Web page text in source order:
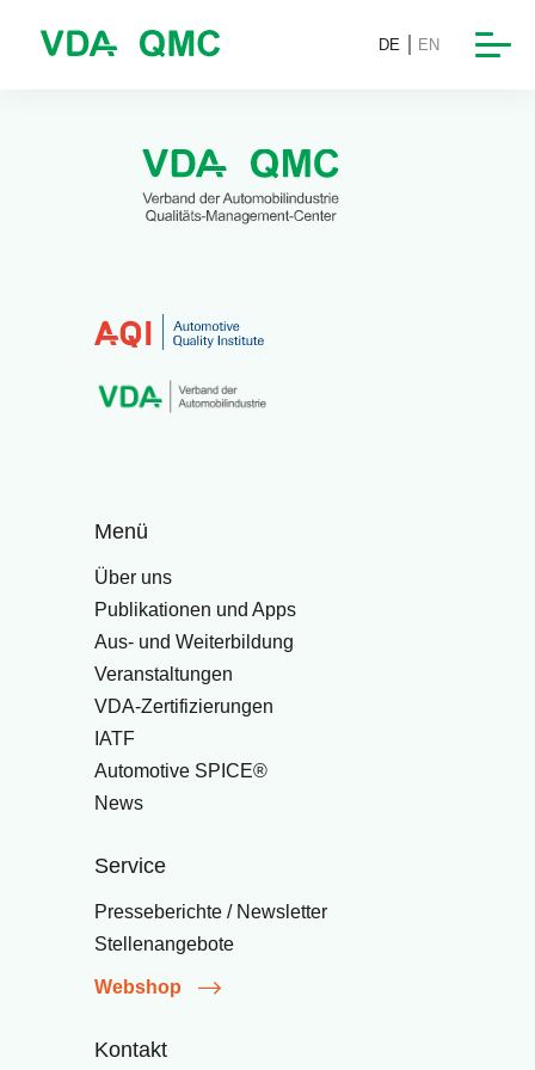
DE EN
Kontakt
Menü
Über uns
Publikationen und Apps
Aus- und Weiterbildung
Veranstaltungen
VDA-Zertifizierungen
IATF
Automotive SPICE®
News
Service
Presseberichte / Newsletter
Stellenangebote
Webshop